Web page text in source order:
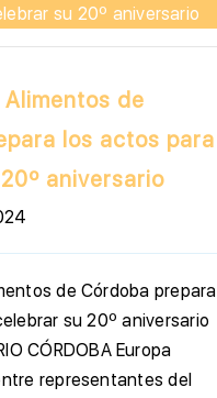
su 20º aniversario
Alimentos de
los actos para
aniversario
de Córdoba prepara
su 20º aniversario
CÓRDOBA Europa
representantes del